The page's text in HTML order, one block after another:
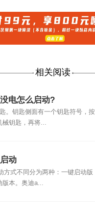
相关阅读
电怎么启动?
。钥匙侧面有一个钥匙符号，按
械钥匙，再将...
动
方式不同分为两种：一键启动版
本。奥迪a...